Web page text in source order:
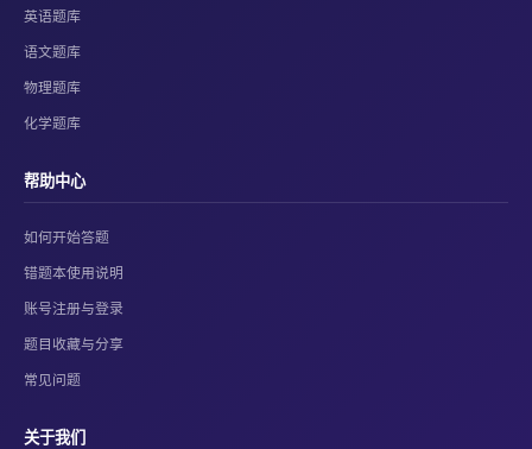
英语题库
语文题库
物理题库
化学题库
帮助中心
如何开始答题
错题本使用说明
账号注册与登录
题目收藏与分享
常见问题
关于我们